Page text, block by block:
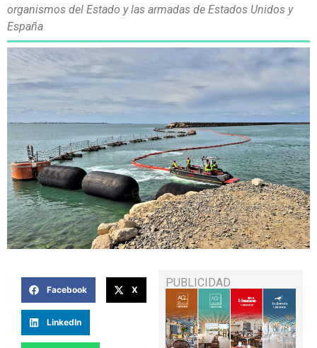
organismos del Estado y las armadas de Estados Unidos y
España
Facebook X
LinkedIn
PUBLICIDAD